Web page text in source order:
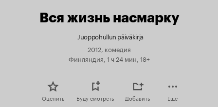
Вся жизнь насмарку
Juoppohullun päiväkirja
2012, комедия
Финляндия, 1 ч 24 мин, 18+
Оценить Буду смотреть Добавить Еще